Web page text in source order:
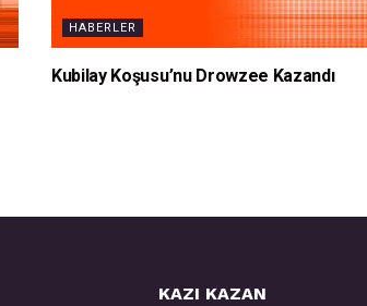
HABERLER
Kubilay Koşusu’nu Drowzee Kazandı
KAZI KAZAN